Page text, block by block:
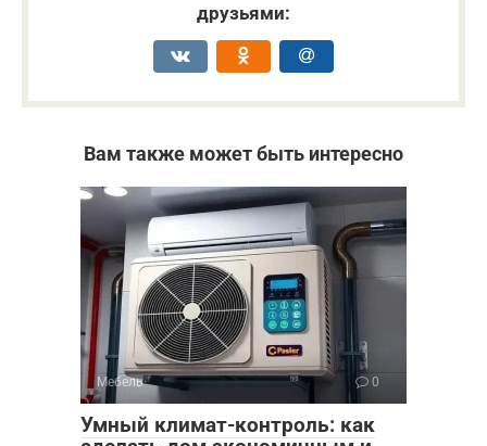
друзьями:
Вам также может быть интересно
Мебель 0
Умный климат-контроль: как